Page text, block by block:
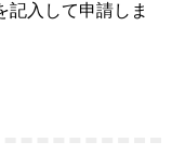
記入して申請しま